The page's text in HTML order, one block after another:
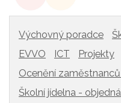
Výchovný poradce
EVVO
ICT Projekty
Ocenění
Školní jídelna -